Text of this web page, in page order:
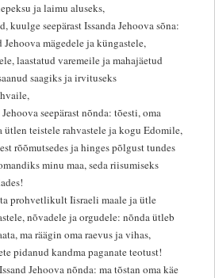
ja laimu aluseks,
kuulge seepärast Issanda Jehoova sõna:
Jehoova mägedele ja küngastele,
laastatud varemeile ja mahajäetud
saagiks ja irvituseks
seepärast nõnda: tõesti, oma
ütlen teistele rahvastele ja kogu Edomile,
rõõmutsedes ja hinges põlgust tundes
minu maa, seda riisumiseks
prohvetlikult Iisraeli maale ja ütle
nõvadele ja orgudele: nõnda ütleb
ma räägin oma raevus ja vihas,
pidanud kandma paganate teotust!
Jehoova nõnda: ma tõstan oma käe